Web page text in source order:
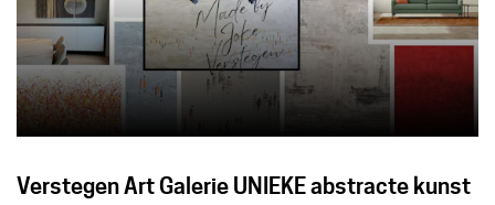
Verstegen Art Galerie UNIEKE abstracte kunst